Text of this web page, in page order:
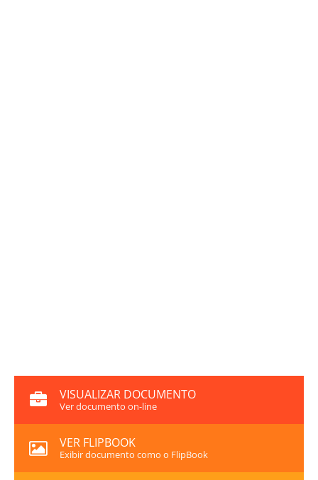
VISUALIZAR DOCUMENTO
Ver documento on-line
VER FLIPBOOK
Exibir documento como o FlipBook